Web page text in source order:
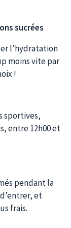
sucrées
l’hydratation
moins vite par
!
sportives,
entre 12h00 et
pendant la
et
frais.